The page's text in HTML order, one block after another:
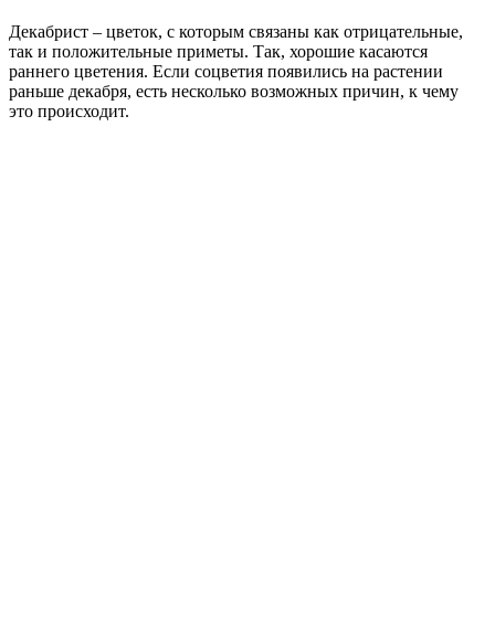
Декабрист – цветок, с которым связаны как отрицательные,
так и положительные приметы. Так, хорошие касаются
раннего цветения. Если соцветия появились на растении
раньше декабря, есть несколько возможных причин, к чему
это происходит.